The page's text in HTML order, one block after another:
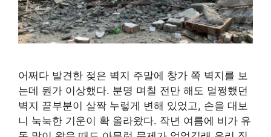
어쩌다 발견한 젖은 벽지 주말에 창가 쪽 벽지를 보
는데 뭔가 이상했다. 분명 며칠 전만 해도 멀쩡했던
벽지 끝부분이 살짝 누렇게 변해 있었고, 손을 대보
니 눅눅한 기운이 확 올라왔다. 작년 여름에 비가 유